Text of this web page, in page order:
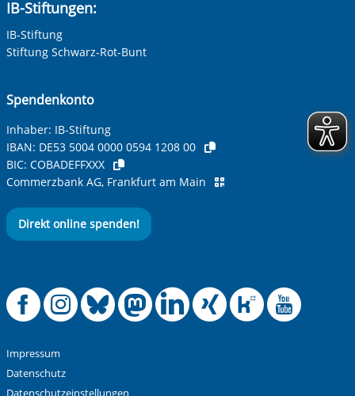
IB-Stiftungen:
IB-Stiftung
Stiftung Schwarz-Rot-Bunt
Spendenkonto
Inhaber: IB-Stiftung
IBAN: DE53 5004 0000 0594 1208 00
BIC: COBADEFFXXX
Commerzbank AG, Frankfurt am Main
Direkt online spenden!
Offizielle
Offizielle
Offizielle
Offizielle
Offizielle
Impressum
Datenschutz